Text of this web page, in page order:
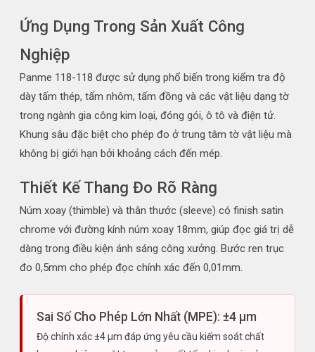
Ứng Dụng Trong Sản Xuất Công
Nghiệp
Panme 118-118 được sử dụng phổ biến trong kiểm tra độ
dày tấm thép, tấm nhôm, tấm đồng và các vật liệu dạng tờ
trong ngành gia công kim loại, đóng gói, ô tô và điện tử.
Khung sâu đặc biệt cho phép đo ở trung tâm tờ vật liệu mà
không bị giới hạn bởi khoảng cách đến mép.
Thiết Kế Thang Đo Rõ Ràng
Núm xoay (thimble) và thân thước (sleeve) có finish satin
chrome với đường kính núm xoay 18mm, giúp đọc giá trị dễ
dàng trong điều kiện ánh sáng công xưởng. Bước ren trục
đo 0,5mm cho phép đọc chính xác đến 0,01mm.
Sai Số Cho Phép Lớn Nhất (MPE): ±4 µm
Độ chính xác ±4 µm đáp ứng yêu cầu kiểm soát chất